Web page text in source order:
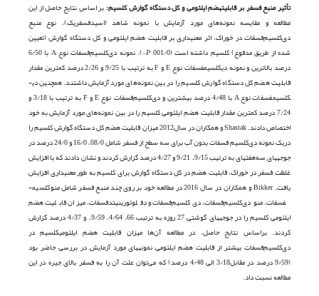
تأثیر منبع فسفر بر قابلیت­هضم ایلئومی و کل دستگاه گوارش کلسیم: بر اساس نتایج حاصل از این
مطالعه و مقایسه نمونه‌های مورد آزمایش با نمونه شاهد (اسیدفسفریک)، نوع منبع
دی‌کلسیم‌فسفات در خوراک، اثر معنی­داری بر قابلیت هضم ایلئومی و کل دستگاه گوارش (تعیین
شده از طریق مدفوع) کلسیم داشته است (001/0
P
<). نمونه دی‌کلسیم‌فسفات نوع A با 6/50
درصد بالاترین و نمونه دی­کلسیم­فسفات نوع E و F به ترتیب با 9/25 و 2/26 درصد کمترین مقدار
قابلیت هضم کل دستگاه گوارش کلسیم را در بین نمونه‌های مورد آزمایش داشتند. همچنین دی­
کلسیم­فسفات نوع A با 4/48 درصد بیشترین و دی‌کلسیم‌فسفات نوع E و F به ترتیب با 3/18 و
7/24 درصد کمترین مقدار قابلیت هضم ایلئومی کلسیم را در بین نمونه‌های مورد آزمایش به خود
اختصاص دادند. Shastak و همکاران در سال2012 میزان قابلیت هضم کل دستگاه گوارش کلسیم را
دریک نمونه دی‌کلسیم ‌فسفات بدون آب برای سه سطح از فسفر شامل 08/0، 16/0 و 24/0 درصد در
جوجه­های سه‌هفته­ای به ترتیب 9/15، 9/21 و 4/27 درصد گزارش کردند و نشان دادند که با افزایش
غلظت فسفر در خوراک، قابلیت هضم در کل دستگاه گوارش برای کلسیم به طور معنی­داری افزایش
یافت. Bikker و همکاران در سال 2016 در مطالعه خود بر روی چند منبع فسفر شامل منو­کلسیم­
فسفات، منودی‌کلسیم‌فسفات، دی‌کلسیم‌فسفات و دِفلوئورینیتد‌فسفات، میزان قابلیت هضم
ایلئومی کلسیم را در جوجه­های گوشتی 27 روزه به ترتیب 66، 4/64، 9/59، و 4/37 درصد گزارش
کردند. براساس نتایج حاصل، در مطالعه آن‌ها میزان قابلیت هضم ایلئومی­کلسیم در
دی‌کلسیم‌فسفات بیشتر از قابلیت هضم ایلئومی نمونه­های مورد آزمایش در بررسی حاضر بود
(9/59 درصد در مقابل3/18 الی 4/48 درصد) که می‌توان علت آن را به فسفر بالای جیره در این
مطالعه نسبت داد.